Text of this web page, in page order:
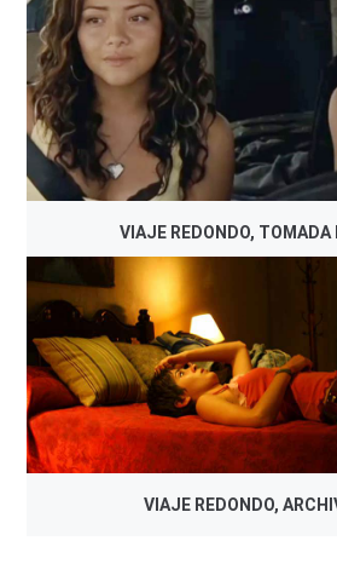
VIAJE REDONDO, TOMADA
VIAJE REDONDO,